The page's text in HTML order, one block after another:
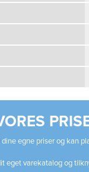
egne priser og kan
eget varekatalog og